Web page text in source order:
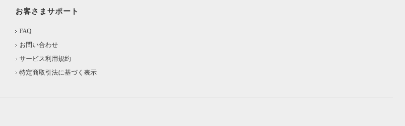
お客さまサポート
FAQ
お問い合わせ
サービス利用規約
特定商取引法に基づく表示